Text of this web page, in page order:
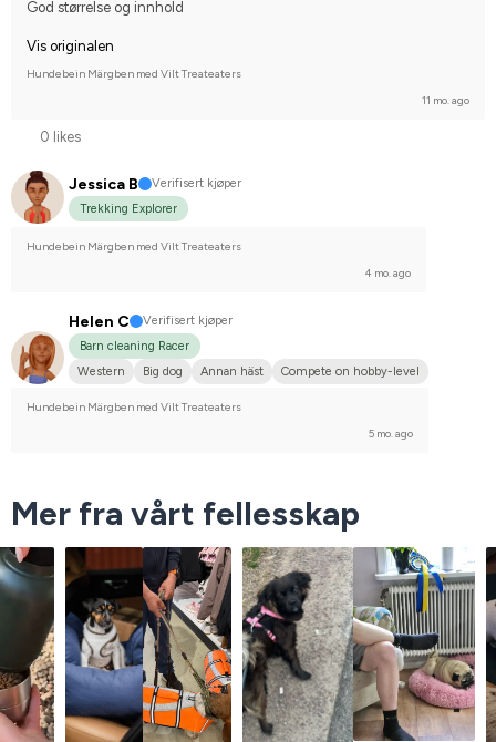
God størrelse og innhold
Vis originalen
Hundebein Märgben med Vilt Treateaters
11 mo. ago
0 likes
Jessica B
Verifisert kjøper
Trekking Explorer
Hundebein Märgben med Vilt Treateaters
4 mo. ago
Helen C
Verifisert kjøper
Barn cleaning Racer
Western
Big dog Annan häst Compete on hobby-level
Hundebein Märgben med Vilt Treateaters
5 mo. ago
Mer fra vårt fellesskap